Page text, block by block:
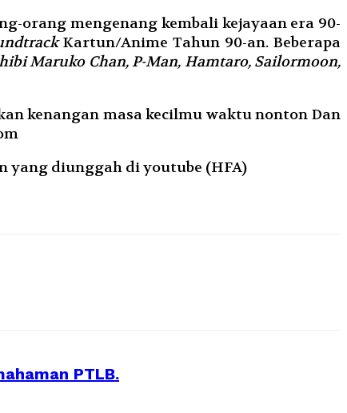
orang mengenang kembali kejayaan era 90-
Kartun/Anime Tahun 90-an. Beberapa
Maruko Chan, P-Man, Hamtaro, Sailormoon,
kenangan masa kecilmu waktu nonton Dan
yang diunggah di youtube (HFA)
PTLB.